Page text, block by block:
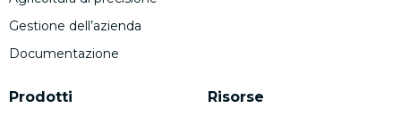
Gestione dell’azienda
Documentazione
Prodotti Risorse